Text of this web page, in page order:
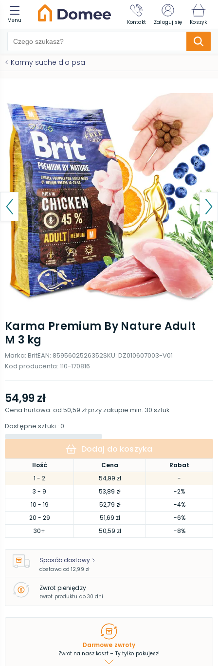
Menu Kontakt Zaloguj się Koszyk
< Karmy suche dla psa
Karma Premium By Nature Adult
M 3 kg
Marka: BritEAN: 8595602526352SKU: DZ010607003-V01
Kod producenta: 110-170816
Ilość Cena
Rabat
1 - 2 54,99 zł
-
3 - 9 53,89 zł
-2%
10 - 19 52,79 zł
-4%
20 - 29 51,69 zł
-6%
30+ 50,59 zł -8%
54,99 zł
Cena hurtowa: od 50,59 złprzy zakupie min. 30 sztuk
Dostępne sztuki : 0
Dodaj do koszyka
Sposób dostawy
dostawa od 12,99 zł
Zwrot pieniędzy
zwrot produktu do 30 dni
Darmowe zwroty
Zwrot na nasz koszt – Ty tylko pakujesz!